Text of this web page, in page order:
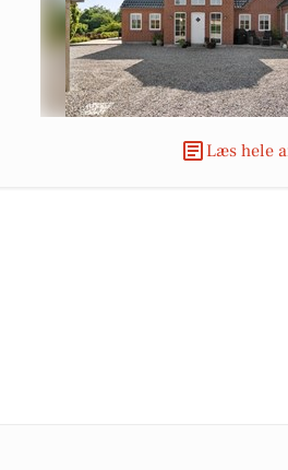
Læs hele